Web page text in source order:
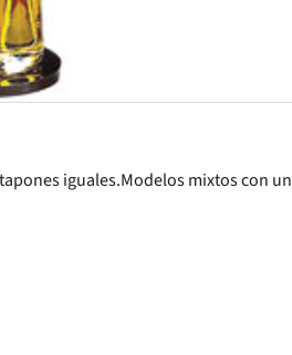
iguales.Modelos mixtos con un